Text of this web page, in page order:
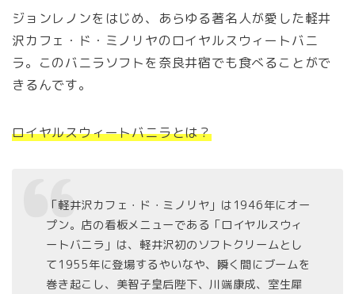
ジョンレノンをはじめ、あらゆる著名人が愛した軽井
沢カフェ・ド・ミノリヤのロイヤルスウィートバニ
ラ。このバニラソフトを奈良井宿でも食べることがで
きるんです。
ロイヤルスウィートバニラとは？
「軽井沢カフェ・ド・ミノリヤ」は1946年にオー
プン。店の看板メニューである「ロイヤルスウィ
ートバニラ」は、軽井沢初のソフトクリームとし
て1955年に登場するやいなや、瞬く間にブームを
巻き起こし、美智子皇后陛下、川端康成、室生犀